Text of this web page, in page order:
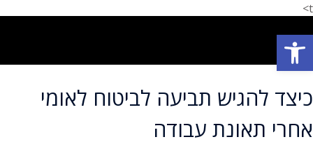
t>
כיצד להגיש תביעה לביטוח לאומי
אחרי תאונת עבודה
פתח סרגל נגישות